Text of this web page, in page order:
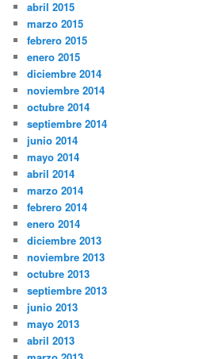
abril 2015
marzo 2015
febrero 2015
enero 2015
diciembre 2014
noviembre 2014
octubre 2014
septiembre 2014
junio 2014
mayo 2014
abril 2014
marzo 2014
febrero 2014
enero 2014
diciembre 2013
noviembre 2013
octubre 2013
septiembre 2013
junio 2013
mayo 2013
abril 2013